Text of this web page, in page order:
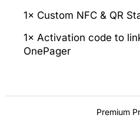
1× Custom NFC & QR
1× Activation code to
OnePager
Premium